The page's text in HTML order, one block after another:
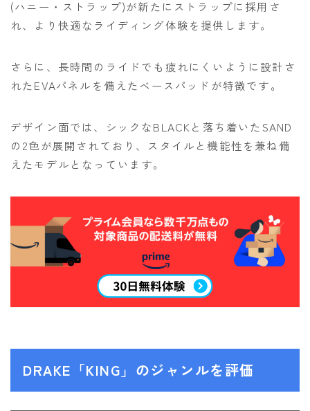
(ハニー・ストラップ)が新たにストラップに採用さ
れ、より快適なライディング体験を提供します。
さらに、長時間のライドでも疲れにくいように設計さ
れたEVAパネルを備えたベースパッドが特徴です。
デザイン面では、シックなBLACKと落ち着いたSAND
の2色が展開されており、スタイルと機能性を兼ね備
えたモデルとなっています。
DRAKE「KING」のジャンルを評価